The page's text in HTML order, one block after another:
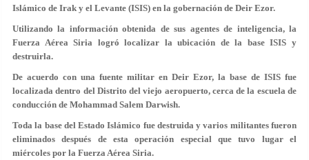
Islámico de Irak y el Levante (ISIS) en la gobernación de Deir Ezor.
Utilizando la información obtenida de sus agentes de inteligencia, la
Fuerza Aérea Siria logró localizar la ubicación de la base ISIS y
destruirla.
De acuerdo con una fuente militar en Deir Ezor, la base de ISIS fue
localizada dentro del Distrito del viejo aeropuerto, cerca de la escuela de
conducción de Mohammad Salem Darwish.
Toda la base del Estado Islámico fue destruida y varios militantes fueron
eliminados después de esta operación especial que tuvo lugar el
miércoles por la Fuerza Aérea Siria.